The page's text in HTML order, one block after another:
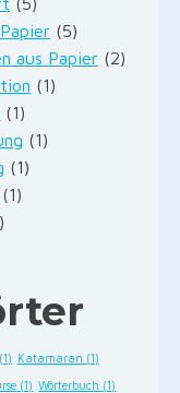
(5)
aus Papier (2)
(1)
(1)
(1)
(1)
(1)
Katamaran (1)
(1) Wörterbuch (1)